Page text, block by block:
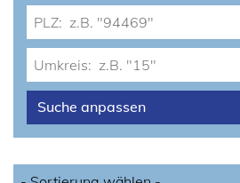
Suche anpassen